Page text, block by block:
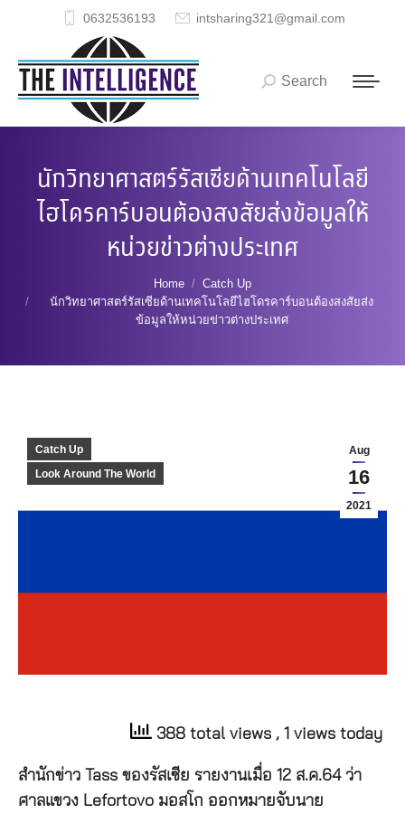
0632536193 intsharing321@gmail.com
Search:
Search
นักวิทยาศาสตร์รัสเซียด้านเทคโนโลยี
ไฮโดรคาร์บอนต้องสงสัยส่งข้อมูลให้
หน่วยข่าวต่างประเทศ
Home
Catch Up
นักวิทยาศาสตร์รัสเซียด้านเทคโนโลยีไฮโดรคาร์บอนต้องสงสัยส่ง
ข้อมูลให้หน่วยข่าวต่างประเทศ
Aug
16
2021
Catch Up
Look Around The World
388 total views , 1 views today
สำนักข่าว Tass ของรัสเซีย รายงานเมื่อ 12 ส.ค.64 ว่า
ศาลแขวง Lefortovo มอสโก ออกหมายจับนาย